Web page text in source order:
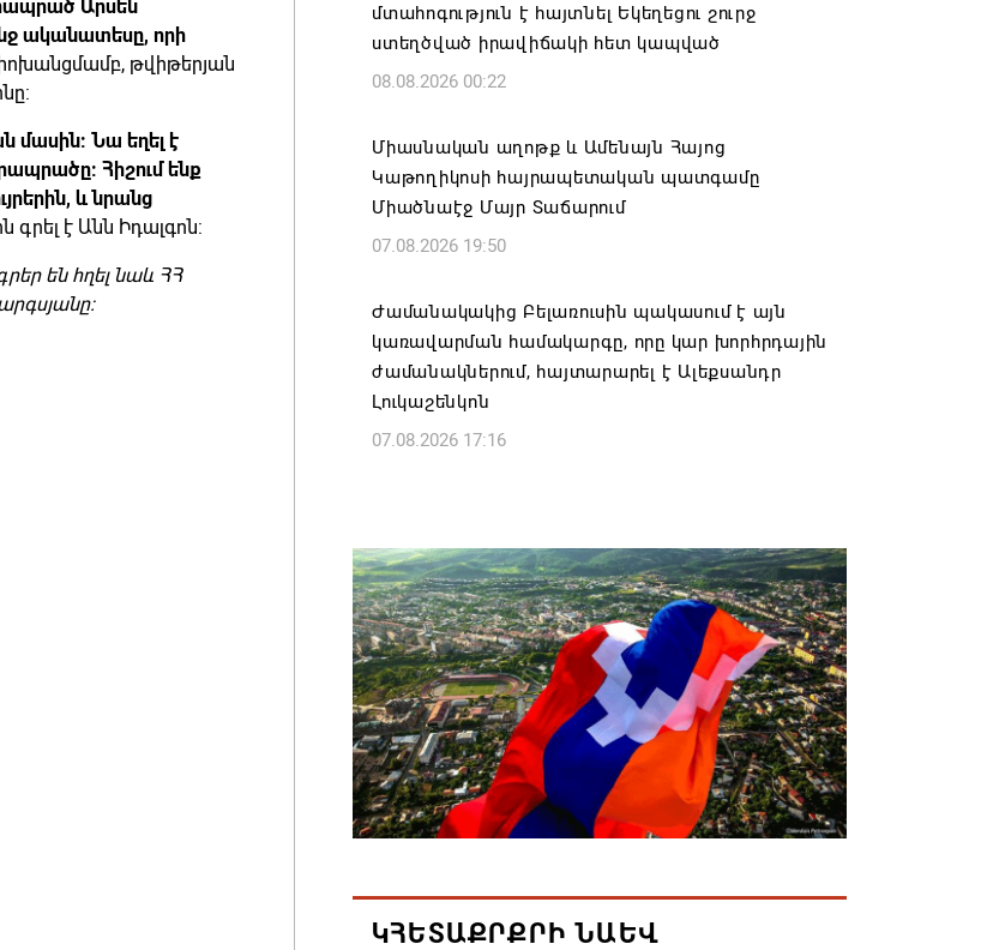
Արսեն
ականատեսը, որի
թվիթերյան
մասին: Նա եղել է
Հիշում ենք
և նրանց
գրել է Անն Իդալգոն:
են հղել նաև ՀՀ
մտահոգություն է հայտնել Եկեղեցու շուրջ
ստեղծված իրավիճակի հետ կապված
08.08.2026 00:22
Միասնական աղոթք և Ամենայն Հայոց
Կաթողիկոսի հայրապետական պատգամը
Միածնաէջ Մայր Տաճարում
07.08.2026 19:50
Ժամանակակից Բելառուսին պակասում է այն
կառավարման համակարգը, որը կար խորհրդային
ժամանակներում, հայտարարել է Ալեքսանդր
Լուկաշենկոն
07.08.2026 17:16
Հանրապետություն
07.08.2026 16:57
Գարեգին Բ-ի և եպիսկոպոսների գործով
դատավորն ինքնաբացարկ է հայտնել
07.08.2026 16:55
Թուրքիան, Սաուդյան Արաբիան և Պակիստանը
ռազմական դաշինք ստեղծելու մասին
07.08.2026 16:43
ԿՀԵՏԱՔՐՔՐԻ ՆԱԵՎ